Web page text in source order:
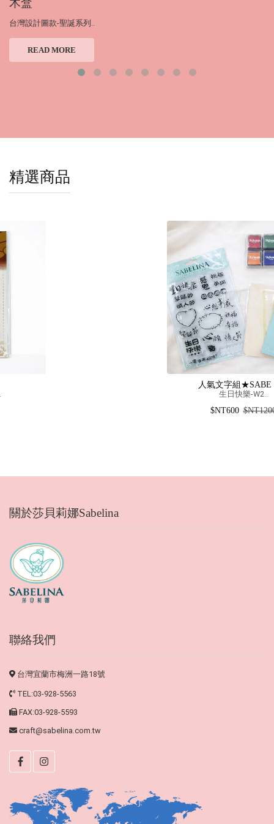
木盒
台灣設計圖款-聖誕系列..
READ MORE
精選商品
關於莎貝莉娜Sabelina
聯絡我們
台灣宜蘭市梅洲一路18號
TEL:03-928-5563
FAX:03-928-5593
craft@sabelina.com.tw